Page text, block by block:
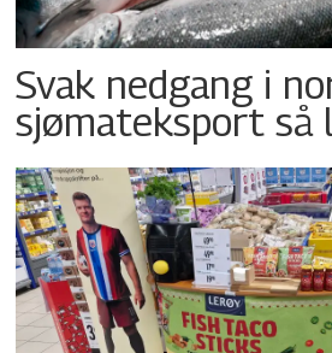
Svak nedgang i
sjømateksport så